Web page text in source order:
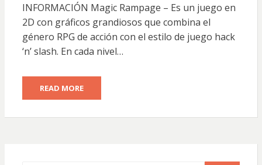
INFORMACIÓN Magic Rampage – Es un juego en
2D con gráficos grandiosos que combina el
género RPG de acción con el estilo de juego hack
‘n’ slash. En cada nivel…
READ MORE